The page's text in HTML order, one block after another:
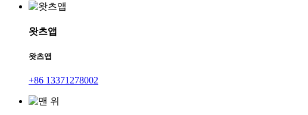
왓츠앱
왓츠앱
+86 13371278002